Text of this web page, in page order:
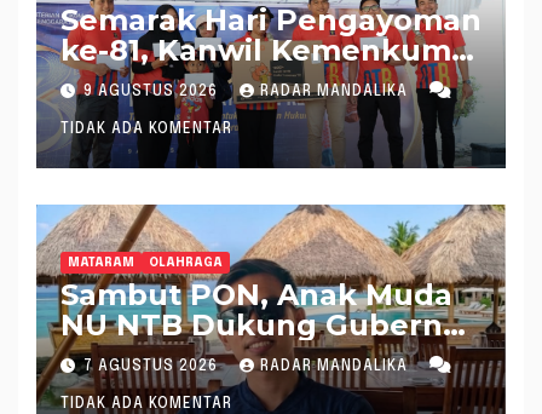
Semarak Hari Pengayoman
ke-81, Kanwil Kemenkum
NTB Gelar Fun Walk
Bersama
9 AGUSTUS 2026 RADAR MANDALIKA
TIDAK ADA KOMENTAR
MATARAM OLAHRAGA
Sambut PON, Anak Muda
NU NTB Dukung Gubernur
Pimpin KONI NTB
7 AGUSTUS 2026 RADAR MANDALIKA
TIDAK ADA KOMENTAR